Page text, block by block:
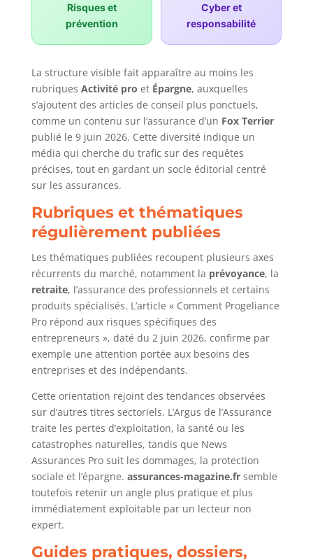
Risques et
prévention
Cyber et
responsabilité
La structure visible fait apparaître au moins les
rubriques Activité pro et Épargne, auxquelles
s’ajoutent des articles de conseil plus ponctuels,
comme un contenu sur l’assurance d’un Fox Terrier
publié le 9 juin 2026. Cette diversité indique un
média qui cherche du trafic sur des requêtes
précises, tout en gardant un socle éditorial centré
sur les assurances.
Rubriques et thématiques
régulièrement publiées
Les thématiques publiées recoupent plusieurs axes
récurrents du marché, notamment la prévoyance, la
retraite, l’assurance des professionnels et certains
produits spécialisés. L’article « Comment Progeliance
Pro répond aux risques spécifiques des
entrepreneurs », daté du 2 juin 2026, confirme par
exemple une attention portée aux besoins des
entreprises et des indépendants.
Cette orientation rejoint des tendances observées
sur d’autres titres sectoriels. L’Argus de l’Assurance
traite les pertes d’exploitation, la santé ou les
catastrophes naturelles, tandis que News
Assurances Pro suit les dommages, la protection
sociale et l’épargne. assurances-magazine.frsemble
toutefois retenir un angle plus pratique et plus
immédiatement exploitable par un lecteur non
expert.
Guides pratiques, dossiers,